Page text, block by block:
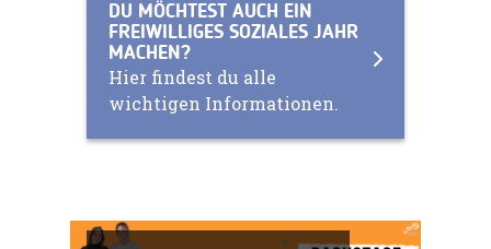
DU MÖCHTEST AUCH EIN
FREIWILLIGES SOZIALES JAHR
MACHEN?
Hier findest du alle
wichtigen Informationen.